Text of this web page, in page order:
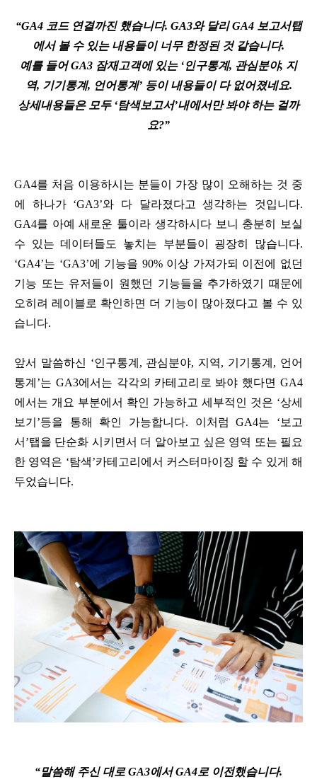
“GA4 코드 연결까진 했습니다. GA3와 달리 GA4 보고서탭
에서 볼 수 있는 내용들이 너무 한정된 것 같습니다.
예를 들어 GA3 잠재고객에 있는 ‘인구통계, 관심분야, 지
역, 기기통계, 언어통계’ 등이 내용들이 다 없어졌네요.
상세내용들은 모두 ‘탐색보고서’내에서만 봐야 하는 걸까
요?”
GA4를 처음 이용하시는 분들이 가장 많이 오해하는 것 중
에 하나가 ‘GA3’와 다 달라졌다고 생각하는 것입니다.
GA4를 아예 새로운 툴이라 생각하시다 보니 충분히 보실
수 있는 데이터들도 놓치는 부분들이 굉장히 많습니다.
‘GA4’는 ‘GA3’에 기능을 90% 이상 가져가되 이전에 없던
기능 또는 유저들이 원했던 기능들을 추가하였기 때문에
오히려 레이블로 확인하면 더 기능이 많아졌다고 볼 수 있
습니다.
앞서 말씀하신 ‘인구통계, 관심분야, 지역, 기기통계, 언어
통계’는 GA3에서는 각각의 카테고리로 봐야 했다면 GA4
에서는 개요 부분에서 확인 가능하고 세부적인 것은 ‘상세
보기’등을 통해 확인 가능합니다. 이처럼 GA4는 ‘보고
서’탭을 단순화 시키면서 더 알아보고 싶은 영역 또는 필요
한 영역은 ‘탐색’카테고리에서 커스터마이징 할 수 있게 해
두었습니다.
“말씀해 주신 대로 GA3에서 GA4로 이전했습니다.